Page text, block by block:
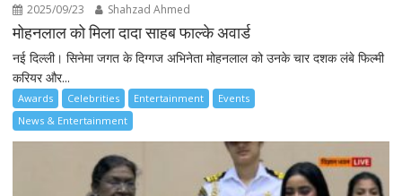
2025/09/23 Shahzad Ahmed
मोहनलाल को मिला दादा साहब फाल्के अवार्ड
नई दिल्ली। सिनेमा जगत के दिग्गज अभिनेता मोहनलाल को उनके चार दशक लंबे फिल्मी
करियर और...
Awards Celebrities Entertainment
Events
News & Entertainment